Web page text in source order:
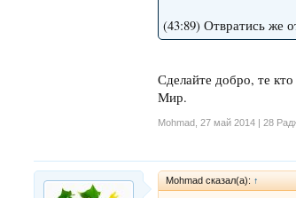
(43:89) Отвратись же
Сделайте добро, те
Мир.
Mohmad 27 май 2014 | 28
Mohmad сказал(а): ↑